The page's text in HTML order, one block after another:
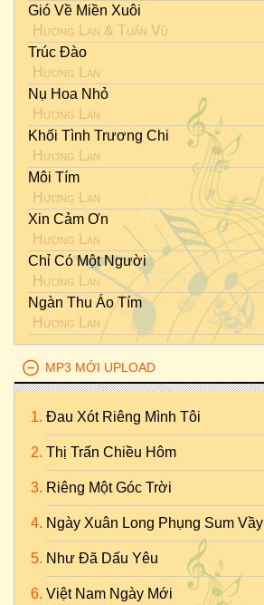
Gió Về Miền Xuôi
Hương Lan & Tuấn Vũ
Trúc Đào
Hương Lan
Nụ Hoa Nhỏ
Hương Lan
Khối Tình Trương Chi
Hương Lan
Môi Tím
Hương Lan
Xin Cảm Ơn
Hương Lan
Chỉ Có Một Người
Hương Lan
Ngàn Thu Áo Tím
Hương Lan
MP3 MỚI UPLOAD
Đau Xót Riêng Mình Tôi
Thị Trấn Chiều Hôm
Riêng Một Góc Trời
Ngày Xuân Long Phụng Sum Vầy
Như Đã Dấu Yêu
Việt Nam Ngày Mới